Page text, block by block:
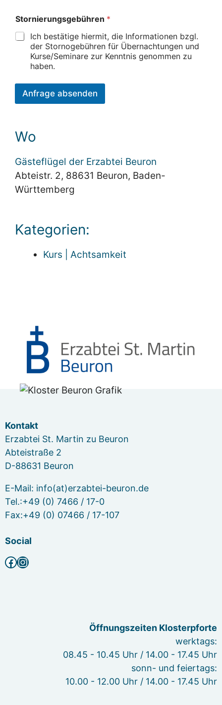
Stornierungsgebühren *
Ich bestätige hiermit, die Informationen bzgl.
der Stornogebühren für Übernachtungen und
Kurse/Seminare zur Kenntnis genommen zu
haben.
Anfrage absenden
Wo
Gästeflügel der Erzabtei Beuron
Abteistr. 2, 88631 Beuron, Baden-
Württemberg
Kategorien:
Kurs | Achtsamkeit
Kontakt
Erzabtei St. Martin zu Beuron
Abteistraße 2
D-88631 Beuron
E-Mail: info(at)erzabtei-beuron.de
Tel.:+49 (0) 7466 / 17-0
Fax:+49 (0) 07466 / 17-107
Social
Facebook
Instagram
Öffnungszeiten Klosterpforte
werktags:
08.45 - 10.45 Uhr / 14.00 - 17.45 Uhr
sonn- und feiertags:
10.00 - 12.00 Uhr / 14.00 - 17.45 Uhr